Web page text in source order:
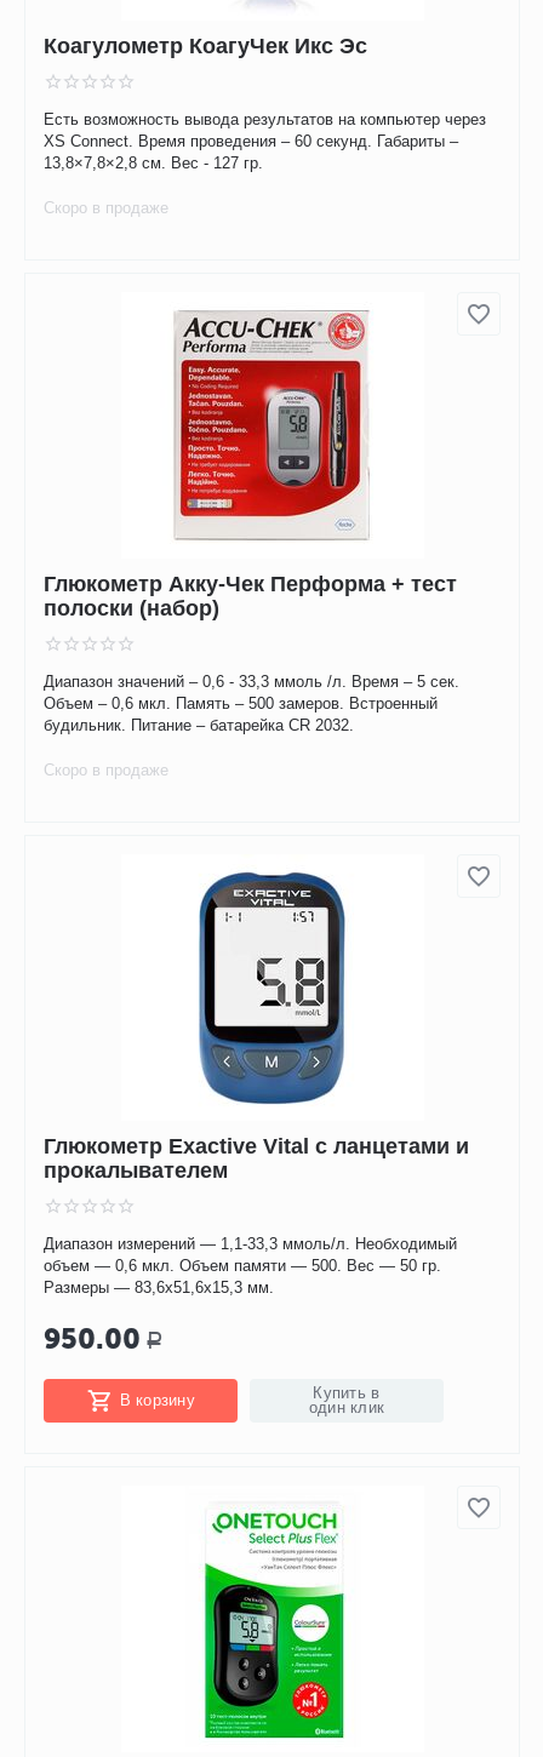
Коагулометр КоагуЧек Икс Эс
Есть возможность вывода результатов на компьютер через
XS Connect. Время проведения – 60 секунд. Габариты –
13,8×7,8×2,8 см. Вес - 127 гр.
Скоро в продаже
Глюкометр Акку-Чек Перформа + тест
полоски (набор)
Диапазон значений – 0,6 - 33,3 ммоль /л. Время – 5 сек.
Объем – 0,6 мкл. Память – 500 замеров. Встроенный
будильник. Питание – батарейка CR 2032.
Скоро в продаже
Глюкометр Exactive Vital с ланцетами и
прокалывателем
Диапазон измерений — 1,1-33,3 ммоль/л. Необходимый
объем — 0,6 мкл. Объем памяти — 500. Вес — 50 гр.
Размеры — 83,6x51,6x15,3 мм.
950.00 Р
В корзину
Купить в
один клик